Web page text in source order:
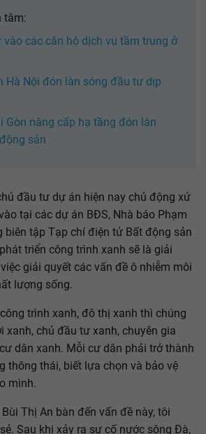
tâm:
các căn hộ dịch vụ tầm trung ở
Hà Nội đón làn sóng đầu tư dịp
Gòn nâng cấp hạ tầng đón làn
sản
đầu tư dự án hiện nay chủ động xử
tại các dự án BĐS, Nhà báo Phạm
biên tập Tạp chí điện tử Bất động sản
triển công trình xanh sẽ là giải
giải quyết các vấn đề ô nhiễm môi
lượng sống.
trình xanh, đô thị xanh thì chúng
xanh, chủ đầu tư xanh, chuyên gia
dân xanh. Mỗi cư dân phải trở thành
thông thái, biết lựa chọn và bảo vệ
mình.
Thị An bàn đến vấn đề này, tôi
Sau khi xảy ra sự cố nước sông Đà,